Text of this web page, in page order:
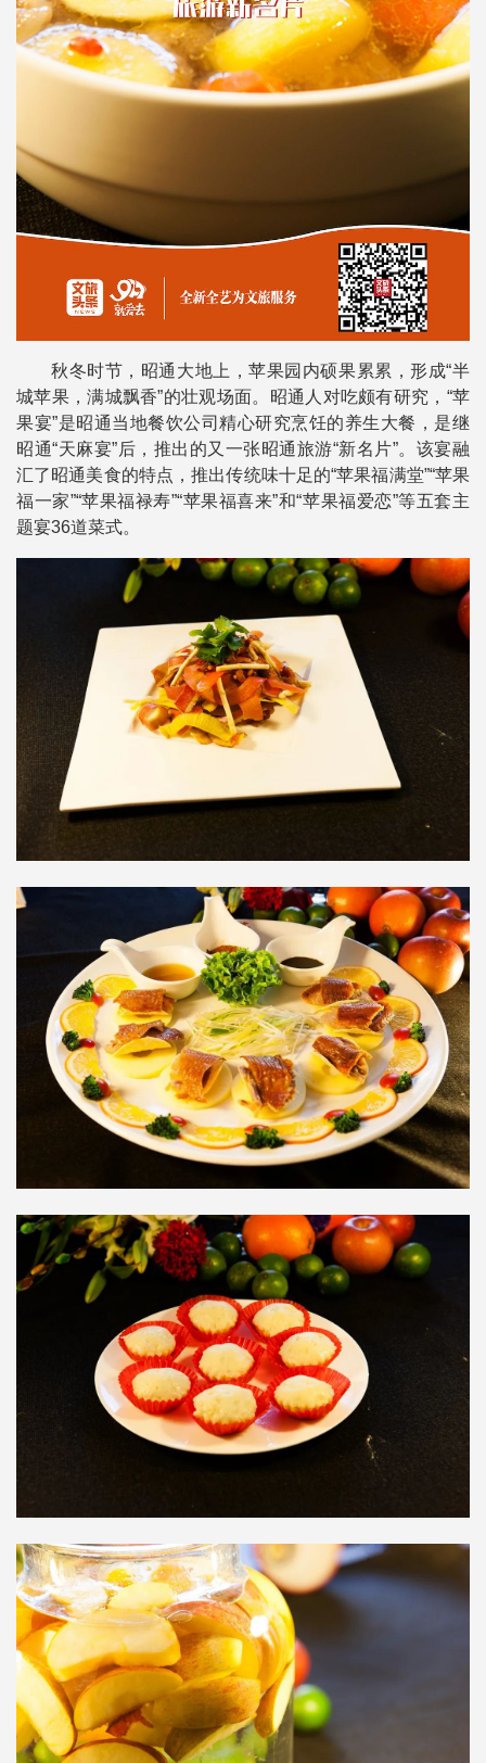
秋冬时节，昭通大地上，苹果园内硕果累累，形成“半
城苹果，满城飘香”的壮观场面。昭通人对吃颇有研究，“苹
果宴”是昭通当地餐饮公司精心研究烹饪的养生大餐，是继
昭通“天麻宴”后，推出的又一张昭通旅游“新名片”。该宴融
汇了昭通美食的特点，推出传统味十足的“苹果福满堂”“苹果
福一家”“苹果福禄寿”“苹果福喜来”和“苹果福爱恋”等五套主
题宴36道菜式。